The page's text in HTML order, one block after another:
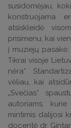
susidomėjau,
konstruojama
atsiskleidė
prisimenu, kai
į muziejų
Tikrai visoje
nėra“.
vėliau, kai
„Svečias“
autoriams,
mintimis dalijosi
docentė dr.